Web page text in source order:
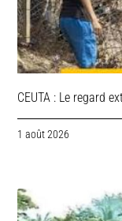
CEUTA : Le regard
1 août 2026